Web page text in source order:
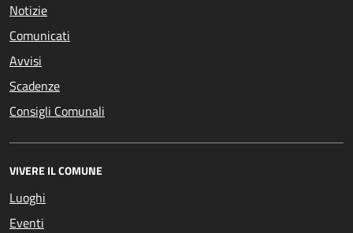
Notizie
Comunicati
Avvisi
Scadenze
Consigli Comunali
VIVERE IL COMUNE
Luoghi
Eventi